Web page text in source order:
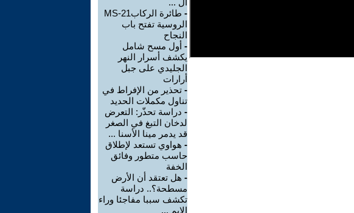
ال ...
-
طائرة الركابMS-21
الروسية تفتح باب
النجاح
- أول مسح شامل
يكشف أسرار النهر
الجليدي على جبل
أرارات
- تحذير من الإفراط في
تناول مكملات الحديد
- دراسة تحذّر: التعرض
لدخان التبغ في الصغر
قد يدمر مينا الأسنا ...
- هواوي تستعد لإطلاق
حاسب متطور وفائق
الخفة
- هل تعتقد أن الأرض
مسطحة؟.. دراسة
تكشف سببا مفاجئا وراء
الإيم ...